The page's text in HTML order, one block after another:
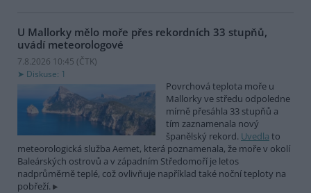
U Mallorky mělo moře přes rekordních 33 stupňů,
uvádí meteorologové
7.8.2026 10:45 (ČTK)
Diskuse: 1
Povrchová teplota moře u
Mallorky ve středu odpoledne
mírně přesáhla 33 stupňů a
tím zaznamenala nový
španělský rekord. Uvedla to
meteorologická služba Aemet, která poznamenala, že moře v okolí
Baleárských ostrovů a v západním Středomoří je letos
nadprůměrně teplé, což ovlivňuje například také noční teploty na
pobřeží.